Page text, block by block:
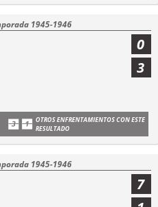
1945-1946
0
3
OTROS ENFRENTAMIENTOS CON ESTE
RESULTADO
1945-1946
7